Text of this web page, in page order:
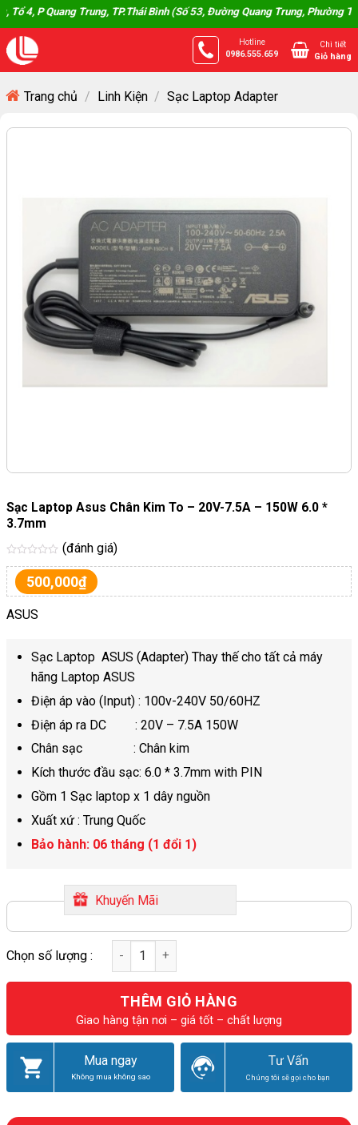
Skip
to
content
P Quang Trung, TP.Thái Bình (Số 53, Đường Quang Trung, Phường Trần
Hotline
0986.555.659
Chi tiết
Giỏ hàng
Trang chủ / Linh Kiện / Sạc Laptop Adapter
Sạc Laptop Asus Chân Kim To – 20V-7.5A – 150W 6.0 *
3.7mm
Được
xếp
hạng
5
(đánh giá)
500,000₫
ASUS
Sạc Laptop ASUS (Adapter) Thay thế cho tất cả máy
hãng Laptop ASUS
Điện áp vào (Input) : 100v-240V 50/60HZ
Điện áp ra DC : 20V – 7.5A 150W
Chân sạc : Chân kim
Kích thước đầu sạc: 6.0 * 3.7mm with PIN
Gồm 1 Sạc laptop x 1 dây nguồn
Xuất xứ : Trung Quốc
Bảo hành: 06 tháng (1 đổi 1)
Khuyến Mãi
THÊM GIỎ HÀNG
Giao hàng tận nơi – giá tốt – chất lượng
Mua ngay
Không mua không sao
Tư Vấn
Chúng tôi sẽ gọi cho bạn